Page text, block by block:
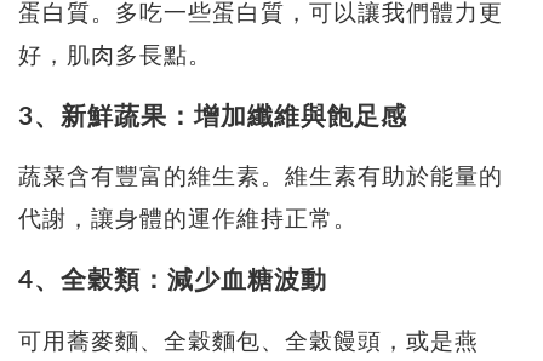
蛋白質。多吃一些蛋白質，可以讓我們體力更
好，肌肉多長點。
3、新鮮蔬果：增加纖維與飽足感
蔬菜含有豐富的維生素。維生素有助於能量的
代謝，讓身體的運作維持正常。
4、全穀類：減少血糖波動
可用蕎麥麵、全穀麵包、全穀饅頭，或是燕